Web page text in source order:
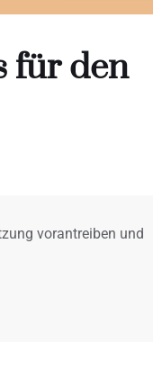
für den
vorantreiben und